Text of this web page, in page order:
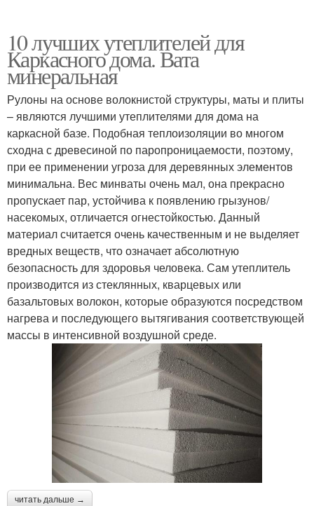
10 лучших утеплителей для
Каркасного дома. Вата
минеральная
Рулоны на основе волокнистой структуры, маты и плиты
– являются лучшими утеплителями для дома на
каркасной базе. Подобная теплоизоляции во многом
сходна с древесиной по паропроницаемости, поэтому,
при ее применении угроза для деревянных элементов
минимальна. Вес минваты очень мал, она прекрасно
пропускает пар, устойчива к появлению грызунов/
насекомых, отличается огнестойкостью. Данный
материал считается очень качественным и не выделяет
вредных веществ, что означает абсолютную
безопасность для здоровья человека. Сам утеплитель
производится из стеклянных, кварцевых или
базальтовых волокон, которые образуются посредством
нагрева и последующего вытягивания соответствующей
массы в интенсивной воздушной среде.
читать дальше →